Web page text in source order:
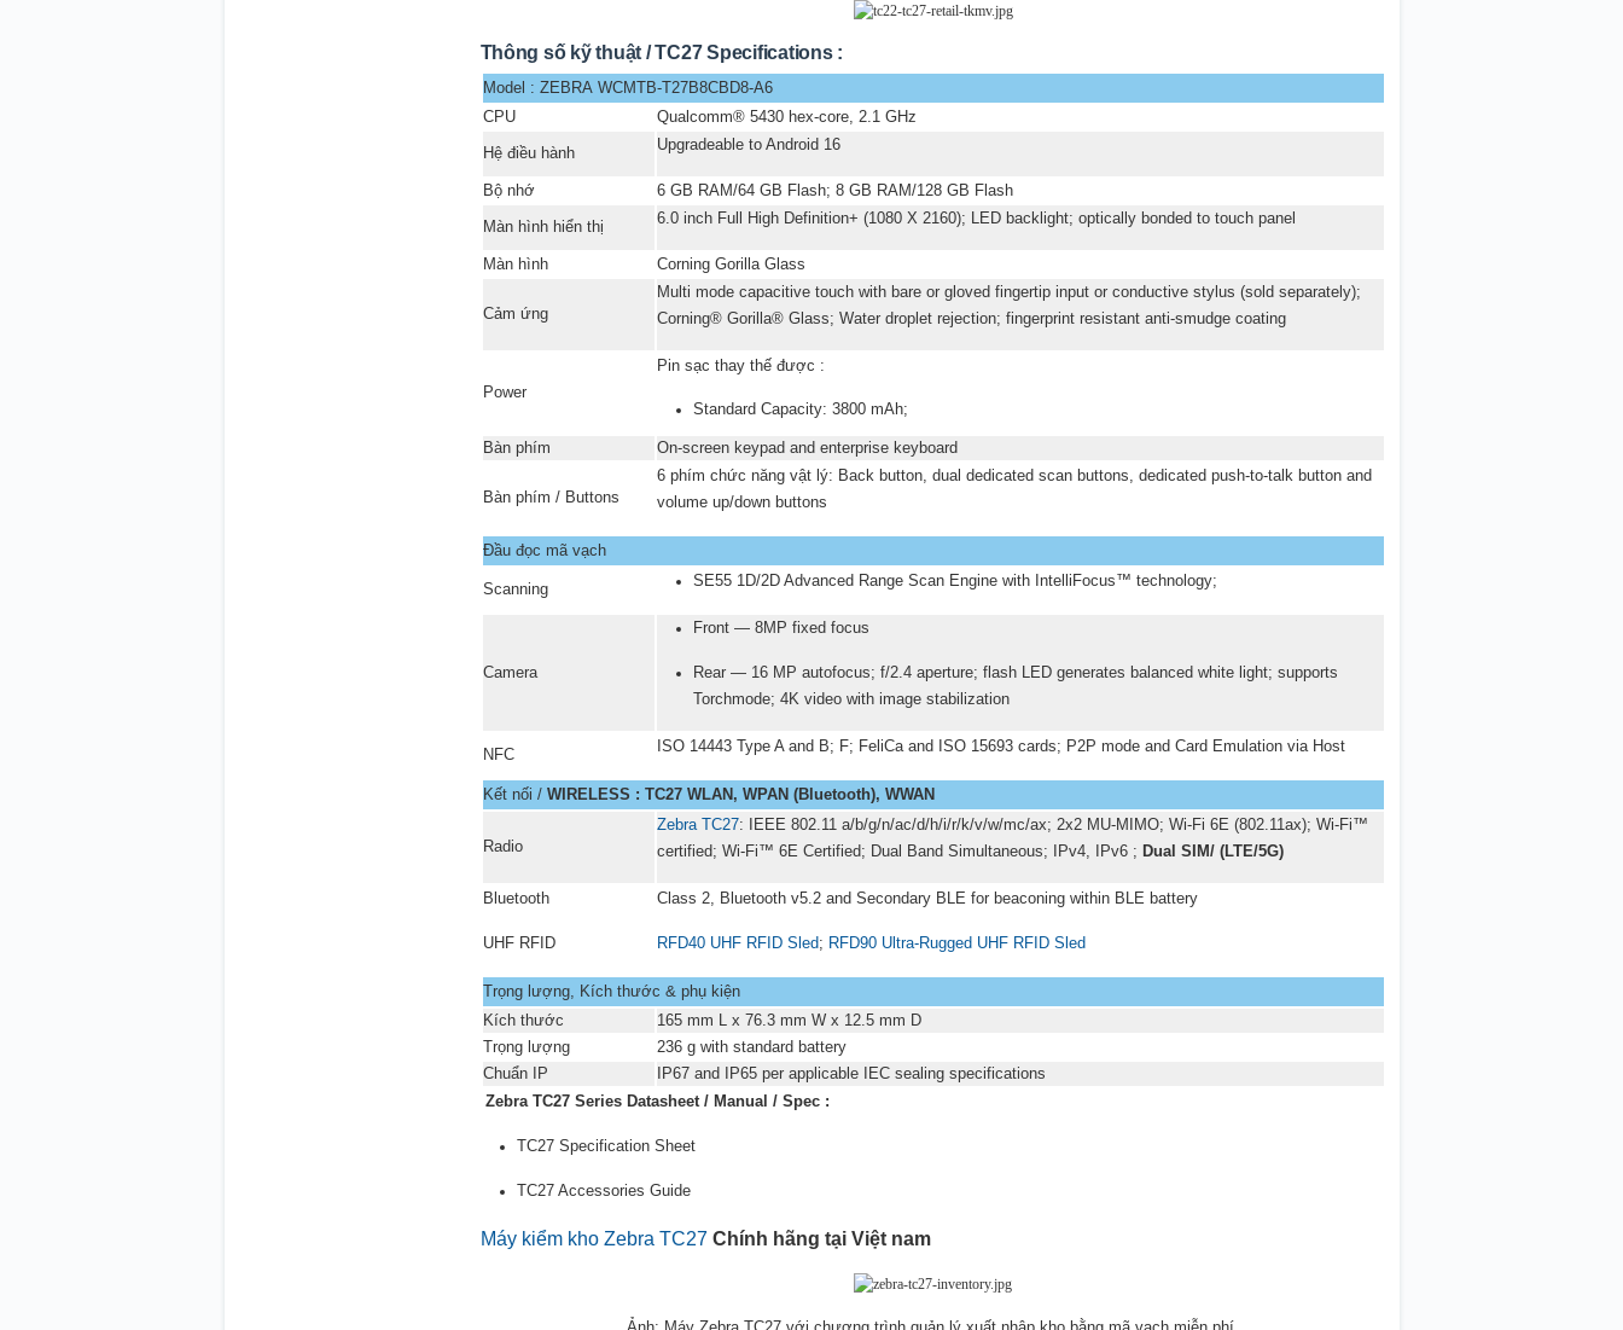
Thông số kỹ thuật / TC27 Specifications :
Model : ZEBRA WCMTB-T27B8CBD8-A6
CPU
Qualcomm® 5430 hex-core, 2.1 GHz
Hệ điều hành
Upgradeable to Android 16
Bộ nhớ
6 GB RAM/64 GB Flash; 8 GB RAM/128 GB Flash
Màn hình hiển thị
6.0 inch Full High Definition+ (1080 X 2160); LED backlight; optically bonded to touch panel
Màn hình Corning Gorilla Glass
Cảm ứng
Multi mode capacitive touch with bare or gloved fingertip input or conductive stylus (sold separately);
Corning® Gorilla® Glass; Water droplet rejection; fingerprint resistant anti-smudge coating
Power
Pin sạc thay thế được :
Standard Capacity: 3800 mAh;
Bàn phím On-screen keypad and enterprise keyboard
Bàn phím / Buttons
6 phím chức năng vật lý: Back button, dual dedicated scan buttons, dedicated push-to-talk button and
volume up/down buttons
Đầu đọc mã vạch
Scanning SE55 1D/2D Advanced Range Scan Engine with IntelliFocus™ technology;
Camera
Front — 8MP fixed focus
Rear — 16 MP autofocus; f/2.4 aperture; flash LED generates balanced white light; supports
Torchmode; 4K video with image stabilization
NFC ISO 14443 Type A and B; F; FeliCa and ISO 15693 cards; P2P mode and Card Emulation via Host
Kết nối / WIRELESS : TC27 WLAN, WPAN (Bluetooth), WWAN
Radio
Zebra TC27: IEEE 802.11 a/b/g/n/ac/d/h/i/r/k/v/w/mc/ax; 2x2 MU-MIMO; Wi-Fi 6E (802.11ax); Wi-Fi™
certified; Wi-Fi™ 6E Certified; Dual Band Simultaneous; IPv4, IPv6 ; Dual SIM/ (LTE/5G)
Bluetooth
UHF RFID
Class 2, Bluetooth v5.2 and Secondary BLE for beaconing within BLE battery
RFD40 UHF RFID Sled; RFD90 Ultra-Rugged UHF RFID Sled
Trọng lượng, Kích thước & phụ kiện
Kích thước
165 mm L x 76.3 mm W x 12.5 mm D
Trọng lượng
236 g with standard battery
Chuẩn IP
IP67 and IP65 per applicable IEC sealing specifications
Zebra TC27 Series Datasheet / Manual / Spec :
TC27 Specification Sheet
TC27 Accessories Guide
Máy kiểm kho Zebra TC27Chính hãng tại Việt nam